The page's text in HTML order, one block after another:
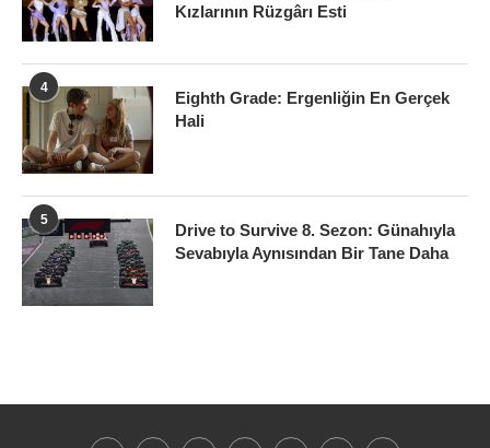
Kızlarının Rüzgârı Esti
4
Eighth Grade: Ergenliğin En Gerçek
Hali
5
Drive to Survive 8. Sezon: Günahıyla
Sevabıyla Aynısından Bir Tane Daha